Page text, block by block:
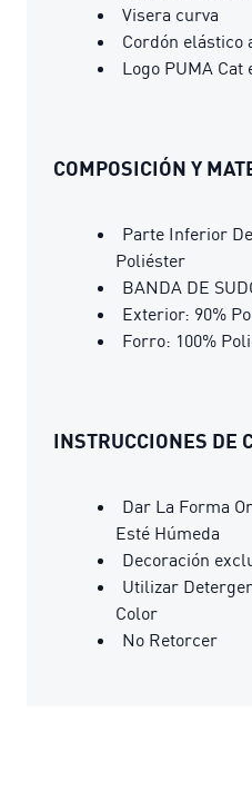
Visera curva
Cordón elástico
Logo PUMA
COMPOSICIÓN Y
Parte Inferior
Poliéster
BANDA DE
Exterior: 90%
Forro: 100%
INSTRUCCIONES DE
Dar La Forma
Esté Húmeda
Decoración
Utilizar
Color
No Retorcer